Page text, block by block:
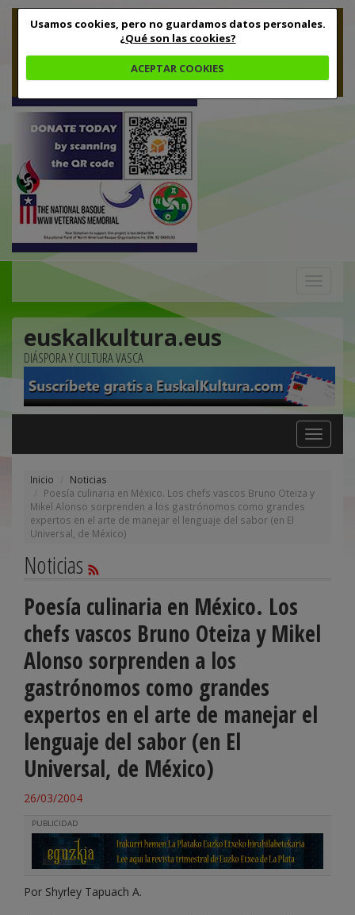
Usamos cookies, pero no guardamos datos personales.
¿Qué son las cookies?
ACEPTAR COOKIES
euskalkultura.eus
DIÁSPORA Y CULTURA VASCA
Toggle
navigation
Inicio
Noticias
Poesía culinaria en México. Los chefs vascos Bruno Oteiza y
Mikel Alonso sorprenden a los gastrónomos como grandes
expertos en el arte de manejar el lenguaje del sabor (en El
Universal, de México)
Noticias
Poesía culinaria en México. Los
chefs vascos Bruno Oteiza y Mikel
Alonso sorprenden a los
gastrónomos como grandes
expertos en el arte de manejar el
lenguaje del sabor (en El
Universal, de México)
26/03/2004
PUBLICIDAD
Por Shyrley Tapuach A.